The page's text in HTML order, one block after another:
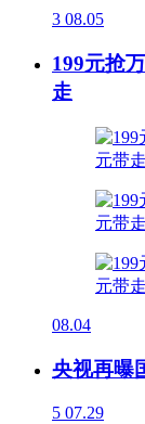
3 08.05
199元抢
走
08.04
央视再曝
5 07.29